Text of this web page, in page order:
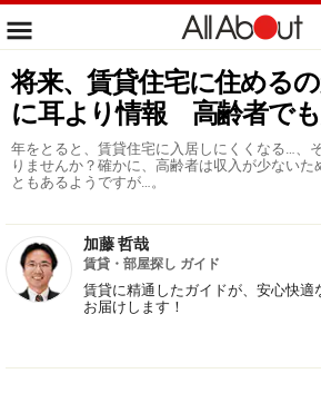
将来、賃貸住宅に住める
に耳より情報 高齢者でも
年をとると、賃貸住宅に入居しにくくなる…、
りませんか？確かに、高齢者は収入が少ないた
ともあるようですが…。
加藤 哲哉
賃貸・部屋探し ガイド
賃貸に精通したガイドが、安心快適
お届けします！